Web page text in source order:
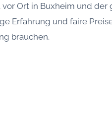
Ort in Buxheim und der
Erfahrung und faire
brauchen.